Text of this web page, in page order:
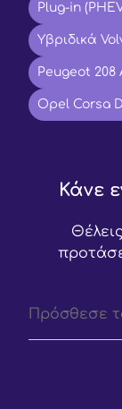
Plug-in
Υβριδικά
Peugeot
Opel Corsa
Κάνε